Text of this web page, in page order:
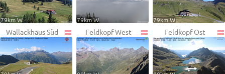
79km W 79km W 79km W
Wallackhaus Süd Feldkopf West Feldkopf Ost